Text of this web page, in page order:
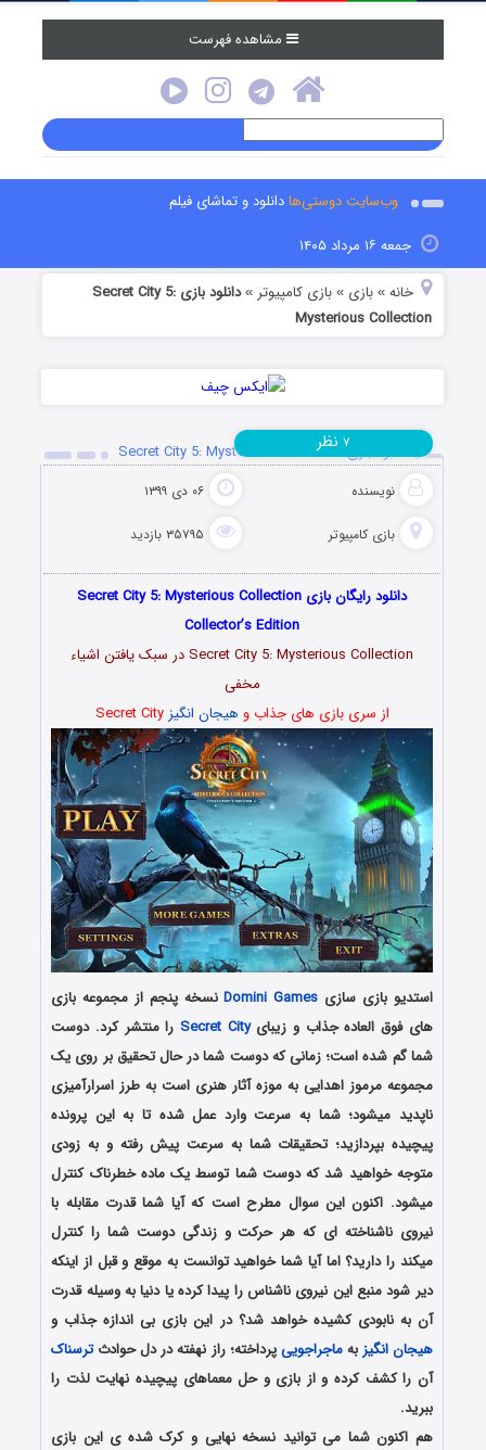
مشاهده فهرست
وب‌سایت دوستی‌هادانلود و تماشای فیلم
جمعه ۱۶ مرداد ۱۴۰۵
خانه »بازی »بازی کامپیوتر »
دانلود بازی Secret City 5:
Mysterious Collection
دانلود بازی Secret City 5: Mysterious Collection
نویسنده ۰۶ دی ۱۳۹۹
بازی کامپیوتر ۳۵۷۹۵ بازدید
۷ نظر
دانلود رایگان بازی Secret City 5: Mysterious Collection
Collector’s Edition
Secret City 5: Mysterious Collection در سبک یافتن اشیاء
مخفی
از سری بازی های جذاب و هیجان انگیز Secret City
استدیو بازی سازی Domini Gamesنسخه پنجم از مجموعه بازی
های فوق العاده جذاب و زیبایSecret City را منتشر کرد. دوست
شما گم شده است؛ زمانی که دوست شما در حال تحقیق بر روی یک
مجموعه مرموز اهدایی به موزه آثار هنری است به طرز اسرارآمیزی
ناپدید میشود؛ شما به سرعت وارد عمل شده تا به این پرونده
پیچیده بپردازید؛ تحقیقات شما به سرعت پیش رفته و به زودی
متوجه خواهید شد که دوست شما توسط یک ماده خطرناک کنترل
میشود. اکنون این سوال مطرح است که آیا شما قدرت مقابله با
نیروی ناشناخته ای که هر حرکت و زندگی دوست شما را کنترل
میکند را دارید؟ اما آیا شما خواهید توانست به موقع و قبل از اینکه
دیر شود منبع این نیروی ناشناس را پیدا کرده یا دنیا به وسیله قدرت
آن به نابودی کشیده خواهد شد؟ در این بازی بی اندازه جذاب و
هیجان انگیز بهماجراجوییپرداخته؛ راز نهفته در دل حوادثترسناک
آن را کشف کرده و از بازی و حل معماهای پیچیده نهایت لذت را
ببرید.
هم اکنون شما می توانید نسخه نهایی و کرک شده ی این بازی